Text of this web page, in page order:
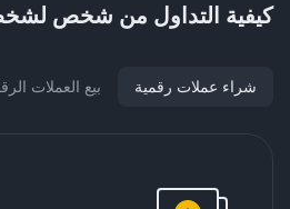
كيفية التداول من شخص
شراء عملات رقمية بيع العملات